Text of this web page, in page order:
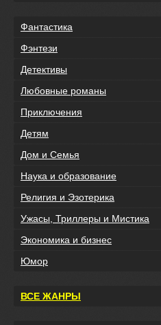
Фантастика
Фэнтези
Детективы
Любовные романы
Приключения
Детям
Дом и Семья
Наука и образование
Религия и Эзотерика
Ужасы, Триллеры и Мистика
Экономика и бизнес
Юмор
ВСЕ ЖАНРЫ